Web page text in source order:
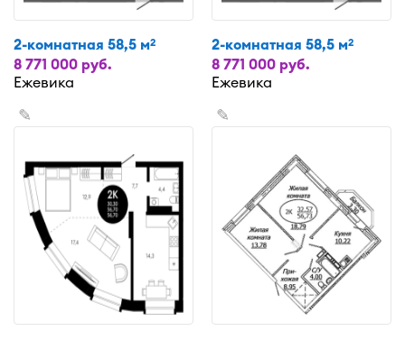
2-комнатная 58,5 м2
8 771 000 руб.
Ежевика
2-комнатная 58,5 м2
8 771 000 руб.
Ежевика
✎ ✎